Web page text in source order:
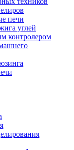
печи
углей
контролером